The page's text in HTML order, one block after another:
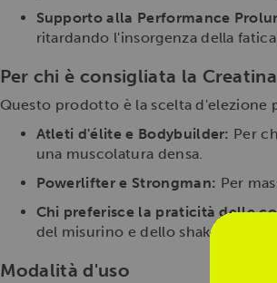
Supporto alla Performance
ritardando l'insorgenza della
Per chi è consigliata la
Questo prodotto è la scelta d'elezione
Atleti d'élite e Bodybuilder: Per
una muscolatura densa.
Powerlifter e Strongman: Per
Chi preferisce la praticità delle
del misurino e dello shaker.
Modalità d'uso